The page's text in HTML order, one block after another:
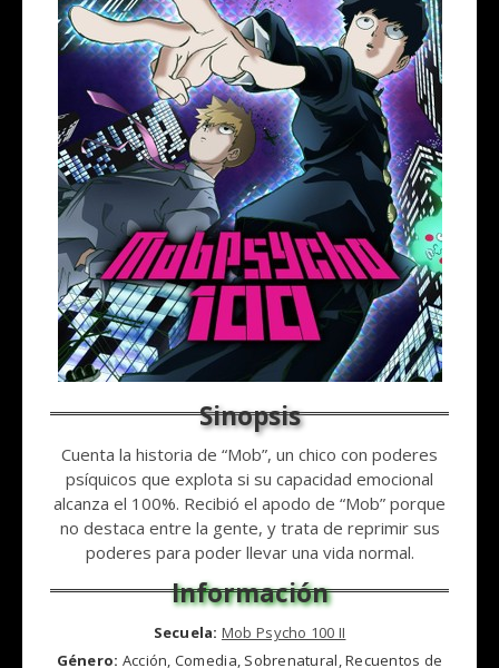
Cuenta la historia de “Mob”, un chico con poderes
psíquicos que explota si su capacidad emocional
alcanza el 100%. Recibió el apodo de “Mob” porque
no destaca entre la gente, y trata de reprimir sus
poderes para poder llevar una vida normal.
Secuela: Mob Psycho 100 II
Género: Acción, Comedia, Sobrenatural, Recuentos de